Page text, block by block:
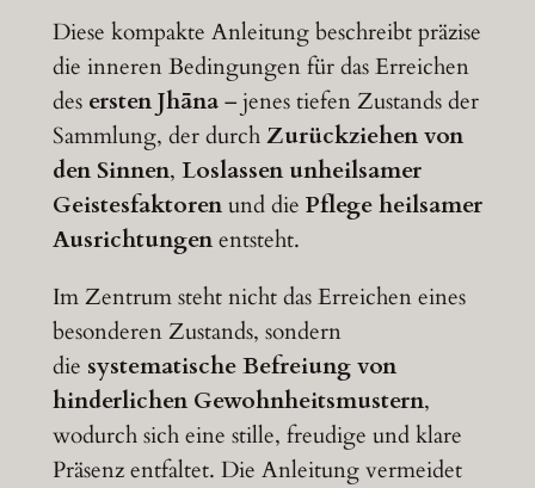
Diese kompakte Anleitung beschreibt präzise
die inneren Bedingungen für das Erreichen
des ersten Jhāna– jenes tiefen Zustands der
Sammlung, der durchZurückziehen von
den Sinnen, Loslassen unheilsamer
Geistesfaktorenund die Pflege heilsamer
Ausrichtungenentsteht.
Im Zentrum steht nicht das Erreichen eines
besonderen Zustands, sondern
die systematische Befreiung von
hinderlichen Gewohnheitsmustern,
wodurch sich eine stille, freudige und klare
Präsenz entfaltet. Die Anleitung vermeidet